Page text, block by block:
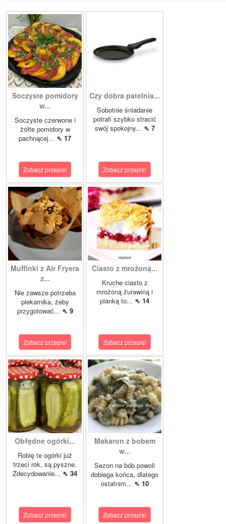
Soczyste pomidory
w...
Soczyste czerwone i
żółte pomidory w
pachnącej... ⇖ 17
Zobacz przepis!
Czy dobra patelnia...
Sobotnie śniadanie
potrafi szybko stracić
swój spokojny... ⇖ 7
Zobacz przepis!
Muffinki z Air Fryera
z...
Nie zawsze potrzeba
piekarnika, żeby
przygotować... ⇖ 9
Zobacz przepis!
Ciasto z mrożoną...
Kruche ciasto z
mrożoną żurawiną i
pianką to... ⇖ 14
Zobacz przepis!
Obłędne ogórki...
Robię te ogórki już
trzeci rok, są pyszne.
Zdecydowanie... ⇖ 34
Zobacz przepis!
Makaron z bobem
w...
Sezon na bób powoli
dobiega końca, dlatego
ostatnim... ⇖ 10
Zobacz przepis!